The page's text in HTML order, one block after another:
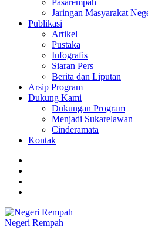
Pasarempah
Jaringan Masyarakat
Publikasi
Artikel
Pustaka
Infografis
Siaran Pers
Berita dan Liputan
Arsip Program
Dukung Kami
Dukungan Program
Menjadi Sukarelawan
Cinderamata
Kontak
Negeri Rempah